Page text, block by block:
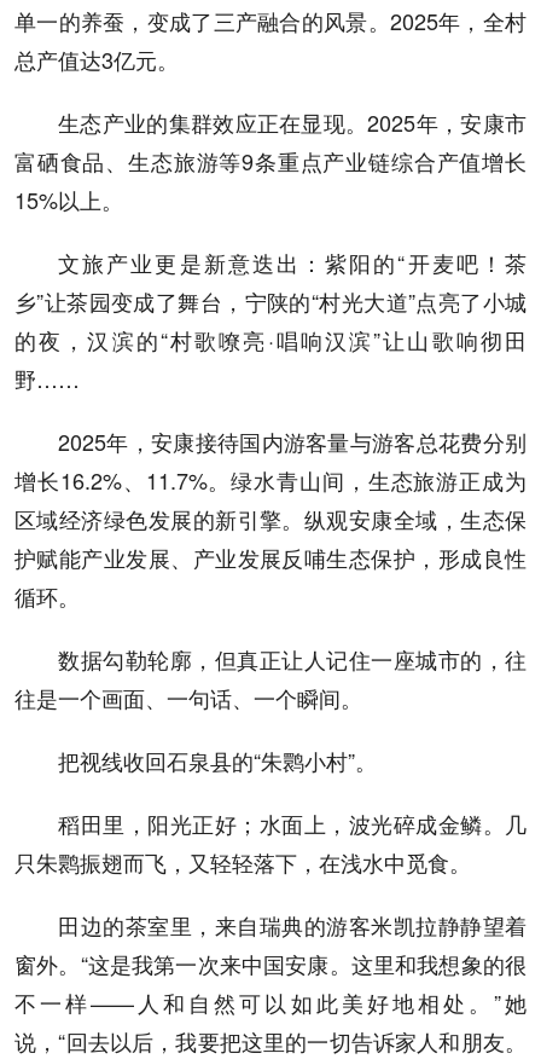
单一的养蚕，变成了三产融合的风景。2025年，全村
总产值达3亿元。
生态产业的集群效应正在显现。2025年，安康市
富硒食品、生态旅游等9条重点产业链综合产值增长
15%以上。
文旅产业更是新意迭出：紫阳的“开麦吧！茶
乡”让茶园变成了舞台，宁陕的“村光大道”点亮了小城
的夜，汉滨的“村歌嘹亮·唱响汉滨”让山歌响彻田
野……
2025年，安康接待国内游客量与游客总花费分别
增长16.2%、11.7%。绿水青山间，生态旅游正成为
区域经济绿色发展的新引擎。纵观安康全域，生态保
护赋能产业发展、产业发展反哺生态保护，形成良性
循环。
数据勾勒轮廓，但真正让人记住一座城市的，往
往是一个画面、一句话、一个瞬间。
把视线收回石泉县的“朱鹮小村”。
稻田里，阳光正好；水面上，波光碎成金鳞。几
只朱鹮振翅而飞，又轻轻落下，在浅水中觅食。
田边的茶室里，来自瑞典的游客米凯拉静静望着
窗外。“这是我第一次来中国安康。这里和我想象的很
不一样——人和自然可以如此美好地相处。”她
说，“回去以后，我要把这里的一切告诉家人和朋友。